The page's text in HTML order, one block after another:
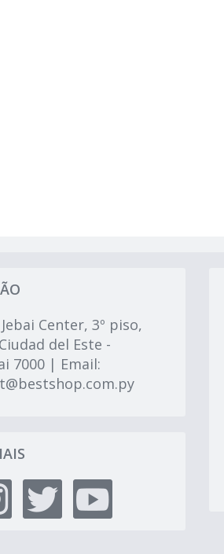
Center, 3º piso,
del Este -
7000 | Email: